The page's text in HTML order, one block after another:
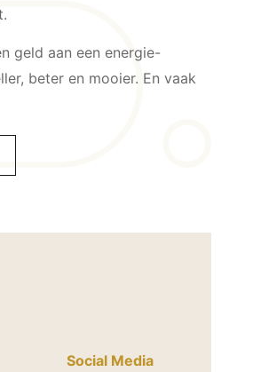
geld aan een energie-
beter en mooier. En vaak
Social Media